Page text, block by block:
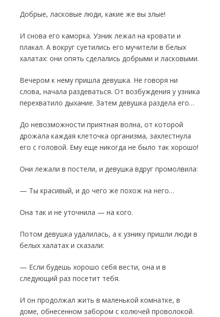
Добрые, ласковые люди, какие же вы злые!
И снова его каморка. Узник лежал на кро­вати и
плакал. А вокруг суетились его мучите­ли в белых
халатах: они опять сделались доб­рыми и ласковыми.
Вечером к нему пришла девушка. Не го­воря ни
слова, начала раздеваться. От возбуждения у узника
перехватило дыхание. За­тем девушка раздела его…
До невозможности приятная волна, от ко­торой
дрожала каждая клеточка организма, захлестнула
его с головой. Ему еще никогда не было так хорошо!
Они лежали в постели, и девушка вдруг промолвила:
— Ты красивый, и до чего же похож на него…
Она так и не уточнила — на кого.
Потом девушка удалилась, а к узнику при­шли люди в
белых халатах и сказали:
— Если будешь хорошо себя вести, она и в
следующий раз посетит тебя.
И он продолжал жить в маленькой ком­натке, в
доме, обнесенном забором с колю­чей проволокой.